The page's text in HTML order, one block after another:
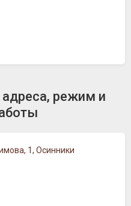
режим и
1, Осинники